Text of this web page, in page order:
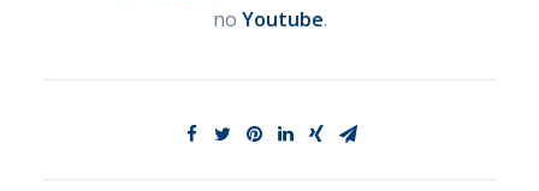
no Youtube.